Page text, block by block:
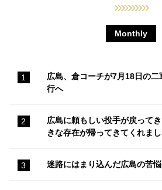
Monthly
広島、倉コーチが7月18日の
行へ
広島に頼もしい投手が戻って
きな存在が帰ってきてくれまし
迷路にはまり込んだ広島の苦悩